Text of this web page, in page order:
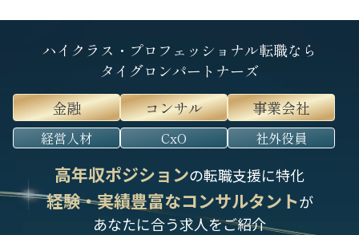
ハイクラス・プロフェッショナル転職なら
タイグロンパートナーズ
金融
コンサル 事業会社
経営人材 CxO 社外役員
高年収ポジションの転職支援に特化
経験・実績豊富なコンサルタントが
あなたに合う求人をご紹介